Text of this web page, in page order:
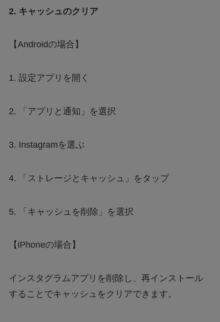
2. キャッシュのクリア
【Androidの場合】
1. 設定アプリを開く
2. 「アプリと通知」を選択
3. Instagramを選ぶ
4. 「ストレージとキャッシュ」をタップ
5. 「キャッシュを削除」を選択
【iPhoneの場合】
インスタグラムアプリを削除し、再インストール
することでキャッシュをクリアできます。